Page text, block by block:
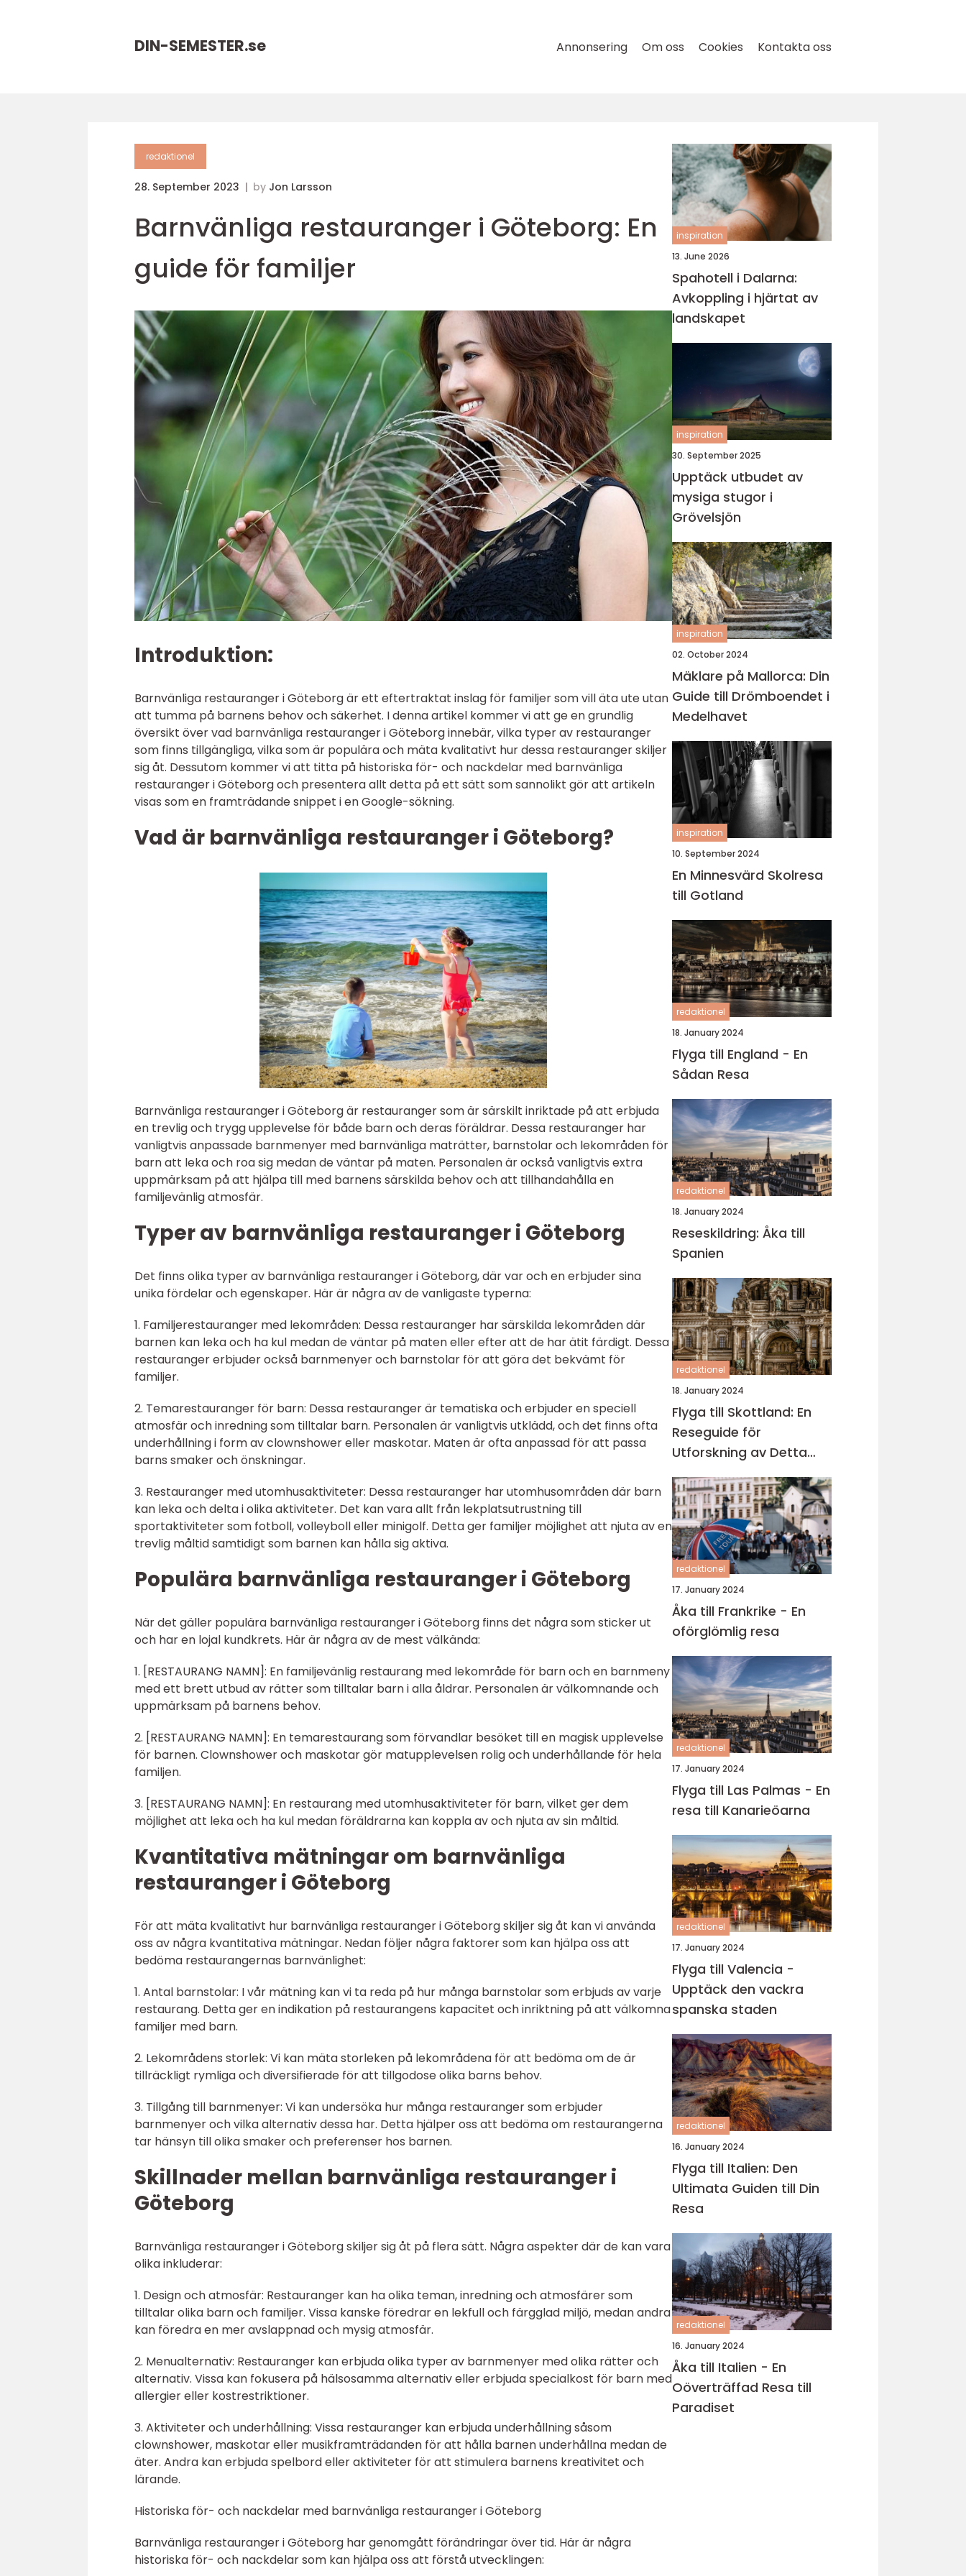
DIN-SEMESTER.se Annonsering Om oss Cookies Kontakta oss
redaktionel
28. September 2023 by Jon Larsson
Barnvänliga restauranger i Göteborg: En
guide för familjer
Introduktion:
Barnvänliga restauranger i Göteborg är ett eftertraktat inslag för familjer som vill äta ute utan
att tumma på barnens behov och säkerhet. I denna artikel kommer vi att ge en grundlig
översikt över vad barnvänliga restauranger i Göteborg innebär, vilka typer av restauranger
som finns tillgängliga, vilka som är populära och mäta kvalitativt hur dessa restauranger skiljer
sig åt. Dessutom kommer vi att titta på historiska för- och nackdelar med barnvänliga
restauranger i Göteborg och presentera allt detta på ett sätt som sannolikt gör att artikeln
visas som en framträdande snippet i en Google-sökning.
Vad är barnvänliga restauranger i Göteborg?
Barnvänliga restauranger i Göteborg är restauranger som är särskilt inriktade på att erbjuda
en trevlig och trygg upplevelse för både barn och deras föräldrar. Dessa restauranger har
vanligtvis anpassade barnmenyer med barnvänliga maträtter, barnstolar och lekområden för
barn att leka och roa sig medan de väntar på maten. Personalen är också vanligtvis extra
uppmärksam på att hjälpa till med barnens särskilda behov och att tillhandahålla en
familjevänlig atmosfär.
Typer av barnvänliga restauranger i Göteborg
Det finns olika typer av barnvänliga restauranger i Göteborg, där var och en erbjuder sina
unika fördelar och egenskaper. Här är några av de vanligaste typerna:
1. Familjerestauranger med lekområden: Dessa restauranger har särskilda lekområden där
barnen kan leka och ha kul medan de väntar på maten eller efter att de har ätit färdigt. Dessa
restauranger erbjuder också barnmenyer och barnstolar för att göra det bekvämt för
familjer.
2. Temarestauranger för barn: Dessa restauranger är tematiska och erbjuder en speciell
atmosfär och inredning som tilltalar barn. Personalen är vanligtvis utklädd, och det finns ofta
underhållning i form av clownshower eller maskotar. Maten är ofta anpassad för att passa
barns smaker och önskningar.
3. Restauranger med utomhusaktiviteter: Dessa restauranger har utomhusområden där barn
kan leka och delta i olika aktiviteter. Det kan vara allt från lekplatsutrustning till
sportaktiviteter som fotboll, volleyboll eller minigolf. Detta ger familjer möjlighet att njuta av en
trevlig måltid samtidigt som barnen kan hålla sig aktiva.
Populära barnvänliga restauranger i Göteborg
När det gäller populära barnvänliga restauranger i Göteborg finns det några som sticker ut
och har en lojal kundkrets. Här är några av de mest välkända:
1. [RESTAURANG NAMN]: En familjevänlig restaurang med lekområde för barn och en barnmeny
med ett brett utbud av rätter som tilltalar barn i alla åldrar. Personalen är välkomnande och
uppmärksam på barnens behov.
2. [RESTAURANG NAMN]: En temarestaurang som förvandlar besöket till en magisk upplevelse
för barnen. Clownshower och maskotar gör matupplevelsen rolig och underhållande för hela
familjen.
3. [RESTAURANG NAMN]: En restaurang med utomhusaktiviteter för barn, vilket ger dem
möjlighet att leka och ha kul medan föräldrarna kan koppla av och njuta av sin måltid.
Kvantitativa mätningar om barnvänliga
restauranger i Göteborg
För att mäta kvalitativt hur barnvänliga restauranger i Göteborg skiljer sig åt kan vi använda
oss av några kvantitativa mätningar. Nedan följer några faktorer som kan hjälpa oss att
bedöma restaurangernas barnvänlighet:
1. Antal barnstolar: I vår mätning kan vi ta reda på hur många barnstolar som erbjuds av varje
restaurang. Detta ger en indikation på restaurangens kapacitet och inriktning på att välkomna
familjer med barn.
2. Lekområdens storlek: Vi kan mäta storleken på lekområdena för att bedöma om de är
tillräckligt rymliga och diversifierade för att tillgodose olika barns behov.
3. Tillgång till barnmenyer: Vi kan undersöka hur många restauranger som erbjuder
barnmenyer och vilka alternativ dessa har. Detta hjälper oss att bedöma om restaurangerna
tar hänsyn till olika smaker och preferenser hos barnen.
Skillnader mellan barnvänliga restauranger i
Göteborg
Barnvänliga restauranger i Göteborg skiljer sig åt på flera sätt. Några aspekter där de kan vara
olika inkluderar:
1. Design och atmosfär: Restauranger kan ha olika teman, inredning och atmosfärer som
tilltalar olika barn och familjer. Vissa kanske föredrar en lekfull och färgglad miljö, medan andra
kan föredra en mer avslappnad och mysig atmosfär.
2. Menualternativ: Restauranger kan erbjuda olika typer av barnmenyer med olika rätter och
alternativ. Vissa kan fokusera på hälsosamma alternativ eller erbjuda specialkost för barn med
allergier eller kostrestriktioner.
3. Aktiviteter och underhållning: Vissa restauranger kan erbjuda underhållning såsom
clownshower, maskotar eller musikframträdanden för att hålla barnen underhållna medan de
äter. Andra kan erbjuda spelbord eller aktiviteter för att stimulera barnens kreativitet och
lärande.
Historiska för- och nackdelar med barnvänliga restauranger i Göteborg
Barnvänliga restauranger i Göteborg har genomgått förändringar över tid. Här är några
historiska för- och nackdelar som kan hjälpa oss att förstå utvecklingen:
inspiration
13. June 2026
Spahotell i Dalarna:
Avkoppling i hjärtat av
landskapet
inspiration
30. September 2025
Upptäck utbudet av
mysiga stugor i
Grövelsjön
inspiration
02. October 2024
Mäklare på Mallorca: Din
Guide till Drömboendet i
Medelhavet
inspiration
10. September 2024
En Minnesvärd Skolresa
till Gotland
redaktionel
18. January 2024
Flyga till England - En
Sådan Resa
redaktionel
18. January 2024
Reseskildring: Åka till
Spanien
redaktionel
18. January 2024
Flyga till Skottland: En
Reseguide för
Utforskning av Detta
Fascinerande Land
redaktionel
17. January 2024
Åka till Frankrike - En
oförglömlig resa
redaktionel
17. January 2024
Flyga till Las Palmas - En
resa till Kanarieöarna
redaktionel
17. January 2024
Flyga till Valencia -
Upptäck den vackra
spanska staden
redaktionel
16. January 2024
Flyga till Italien: Den
Ultimata Guiden till Din
Resa
redaktionel
16. January 2024
Åka till Italien - En
Oöverträffad Resa till
Paradiset